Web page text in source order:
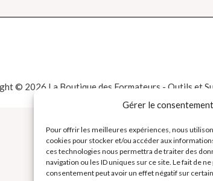
Gérer le
Pour offrir les meilleures expériences, nous
cookies pour stocker et/ou accéder aux
ces technologies nous permettra de traiter des
navigation ou les ID uniques sur ce site. Le fait de
consentement peut avoir un effet négatif sur
© 2026 La Boutique des Formateurs - Outils et